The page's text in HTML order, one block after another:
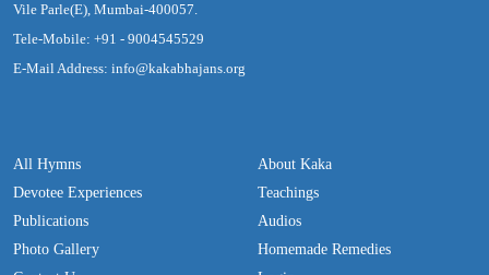
Vile Parle(E), Mumbai-400057.
Tele-Mobile: +91 - 9004545529
E-Mail Address: info@kakabhajans.org
All Hymns
Devotee Experiences
Publications
Photo Gallery
About Kaka
Teachings
Audios
Homemade Remedies